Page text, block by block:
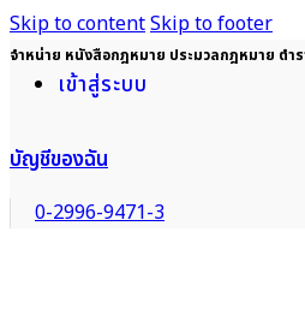
Skip to contentSkip to footer
จำหน่าย หนังสือกฎหมาย ประมวลกฎหมาย ตำ
เข้าสู่ระบบ
บัญชีของฉัน
0-2996-9471-3